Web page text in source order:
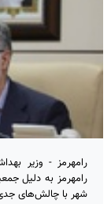
رامهرمز - وزیر
رامهرمز به دلیل
شهر با چالش‌های